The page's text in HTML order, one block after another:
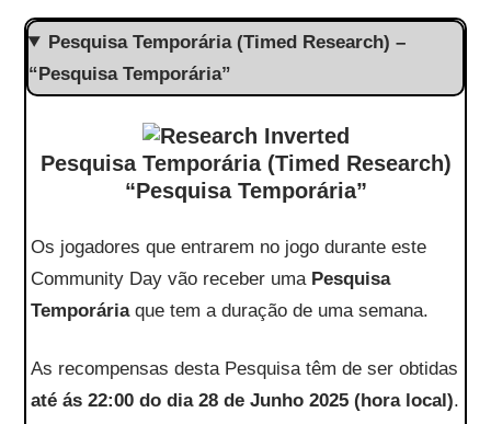
Pesquisa Temporária (Timed Research) –
“Pesquisa Temporária”
Pesquisa Temporária (Timed Research)
“Pesquisa Temporária”
Os jogadores que entrarem no jogo durante este
Community Day vão receber uma Pesquisa
Temporáriaque tem a duração de uma semana.
As recompensas desta Pesquisa têm de ser obtidas
até ás 22:00 do dia 28 de Junho 2025 (hora local).